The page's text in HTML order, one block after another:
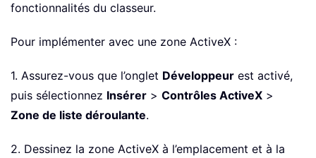
fonctionnalités du classeur.
Pour implémenter avec une zone ActiveX :
1. Assurez-vous que l’onglet Développeur est activé,
puis sélectionnez Insérer > Contrôles ActiveX >
Zone de liste déroulante.
2. Dessinez la zone ActiveX à l’emplacement et à la